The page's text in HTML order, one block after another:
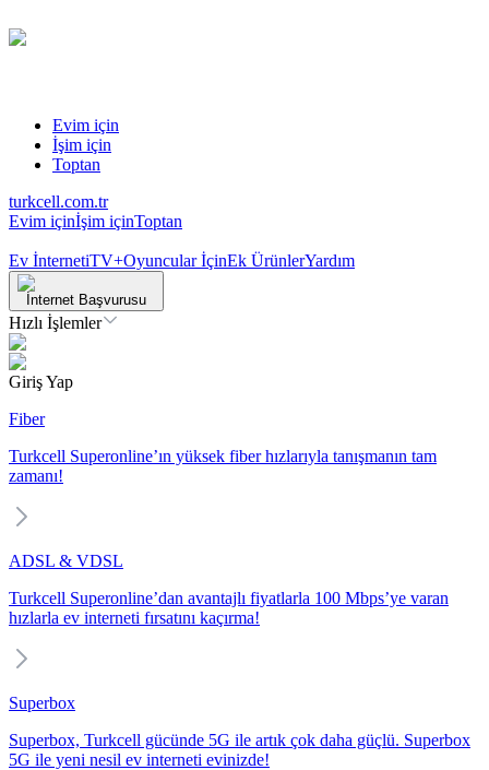
Evim için
İşim için
Toptan
turkcell.com.tr
Evim içinİşim içinToptan
Ev İnternetiTV+Oyuncular İçinEk ÜrünlerYardım
İnternet Başvurusu
Hızlı İşlemler
Giriş Yap
Fiber
Turkcell Superonline’ın yüksek fiber hızlarıyla tanışmanın tam
zamanı!
ADSL & VDSL
Turkcell Superonline’dan avantajlı fiyatlarla 100 Mbps’ye varan
hızlarla ev interneti fırsatını kaçırma!
Superbox
Superbox, Turkcell gücünde 5G ile artık çok daha güçlü. Superbox
5G ile yeni nesil ev interneti evinizde!